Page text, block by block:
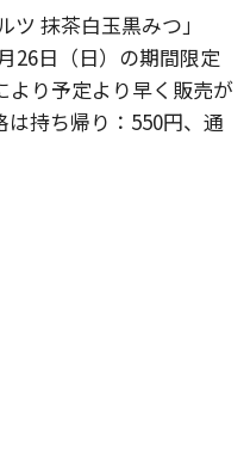
ツ 抹茶白玉黒みつ」
26日（日）の期間限定
より予定より早く販売が
持ち帰り：550円、通